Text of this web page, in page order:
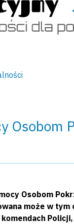
Osobom
Osobom
może w